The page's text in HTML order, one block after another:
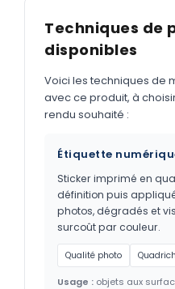
Techniques de
disponibles
Voici les techniques de
avec ce produit, à
rendu souhaité :
Étiquette
Sticker imprimé en
définition puis
photos, dégradés et
surcoût par couleur.
Qualité photo
Usage : objets aux